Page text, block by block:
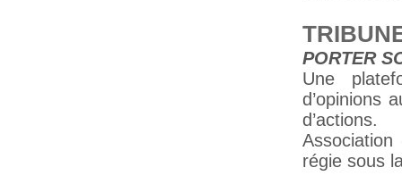
PORTER
Une
d’opinions
d’actions.
régie sous